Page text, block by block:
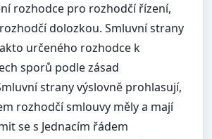
rozhodce pro rozhodčí řízení,
dolozkou. Smluvní strany
určeného rozhodce k
sporů podle zásad
strany výslovně prohlasují,
rozhodčí smlouvy měly a mají
se s Jednacím řádem